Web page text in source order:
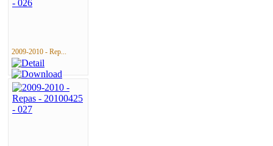
2009-2010 - Rep...